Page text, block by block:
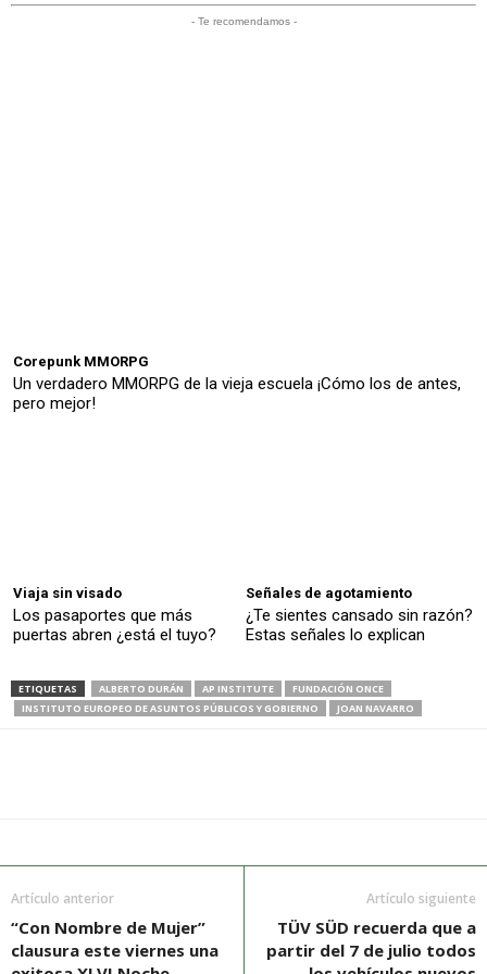
- Te recomendamos -
Corepunk MMORPG
Un verdadero MMORPG de la vieja escuela ¡Cómo los de antes,
pero mejor!
Viaja sin visado
Los pasaportes que más
puertas abren ¿está el tuyo?
Señales de agotamiento
¿Te sientes cansado sin razón?
Estas señales lo explican
ETIQUETAS ALBERTO DURÁN AP INSTITUTE
FUNDACIÓN ONCE
INSTITUTO EUROPEO DE ASUNTOS PÚBLICOS Y GOBIERNO
JOAN NAVARRO
Artículo anterior
“Con Nombre de Mujer”
clausura este viernes una
Artículo siguiente
TÜV SÜD recuerda que a
partir del 7 de julio todos